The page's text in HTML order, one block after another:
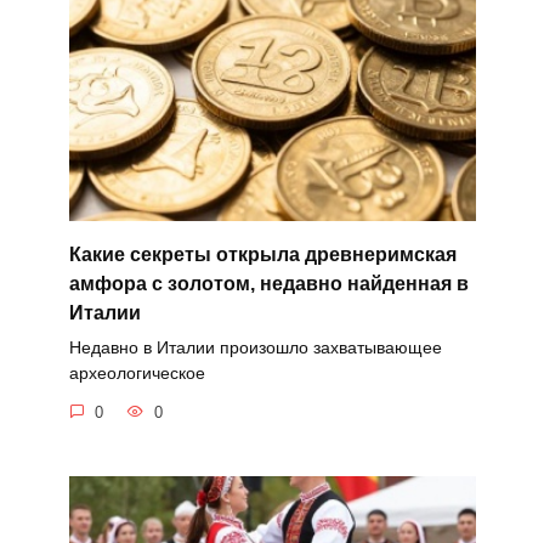
Какие секреты открыла древнеримская
амфора с золотом, недавно найденная в
Италии
Недавно в Италии произошло захватывающее
археологическое
0 0